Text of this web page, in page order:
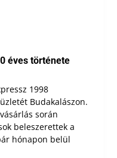
éves története
1998
Budakalászon.
során
beleszerettek a
hónapon belül